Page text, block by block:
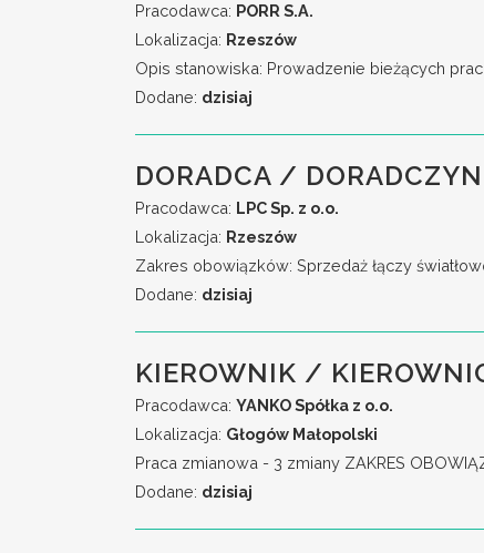
Pracodawca: PORR S.A.
Lokalizacja: Rzeszów
Opis stanowiska: Prowadzenie bieżących
Dodane: dzisiaj
DORADCA /
Pracodawca: LPC Sp. z o.o.
Lokalizacja: Rzeszów
Zakres obowiązków: Sprzedaż łączy
Dodane: dzisiaj
KIEROWNIK /
Pracodawca: YANKO Spółka z o.o.
Lokalizacja: Głogów Małopolski
Praca zmianowa - 3 zmiany ZAKRES
Dodane: dzisiaj